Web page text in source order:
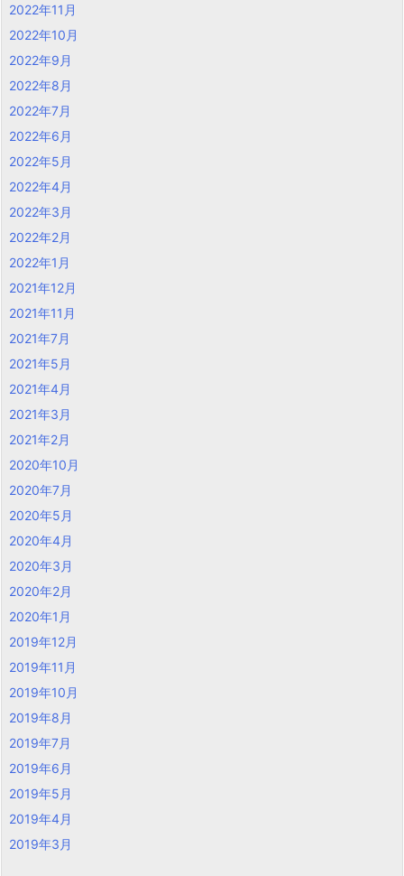
2022年11月
2022年10月
2022年9月
2022年8月
2022年7月
2022年6月
2022年5月
2022年4月
2022年3月
2022年2月
2022年1月
2021年12月
2021年11月
2021年7月
2021年5月
2021年4月
2021年3月
2021年2月
2020年10月
2020年7月
2020年5月
2020年4月
2020年3月
2020年2月
2020年1月
2019年12月
2019年11月
2019年10月
2019年8月
2019年7月
2019年6月
2019年5月
2019年4月
2019年3月